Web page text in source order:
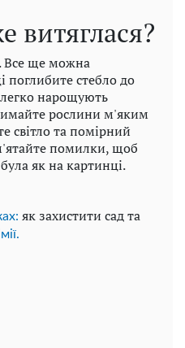
витяглася?
Все ще можна
поглибите стебло до
нарощують
рослини м'яким
світло та помірний
помилки, щоб
як на картинці.
як захистити сад та